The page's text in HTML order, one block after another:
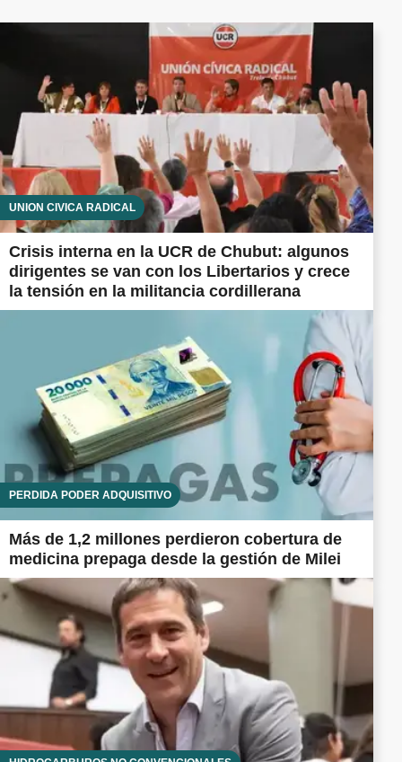
UNIÓN CÍVICA RADICAL
Crisis interna en la UCR de Chubut: algunos
dirigentes se van con los Libertarios y crece
la tensión en la militancia cordillerana
PÉRDIDA PODER ADQUISITIVO
Más de 1,2 millones perdieron cobertura de
medicina prepaga desde la gestión de Milei